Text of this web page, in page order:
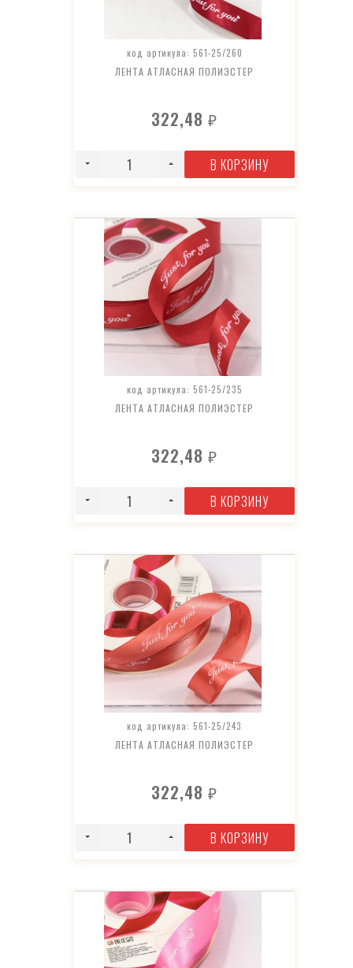
код артикула: 561-25/260
ЛЕНТА АТЛАСНАЯ ПОЛИЭСТЕР
322,48₽
В КОРЗИНУ
код артикула: 561-25/235
ЛЕНТА АТЛАСНАЯ ПОЛИЭСТЕР
322,48₽
В КОРЗИНУ
код артикула: 561-25/243
ЛЕНТА АТЛАСНАЯ ПОЛИЭСТЕР
322,48₽
В КОРЗИНУ